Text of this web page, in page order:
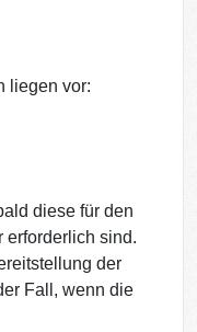
liegen vor:
diese für den
erforderlich sind.
der
Fall, wenn die